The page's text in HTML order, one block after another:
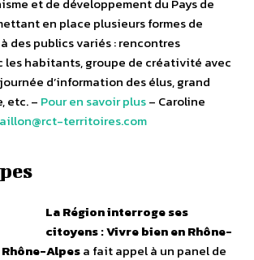
en place plusieurs formes de
des publics variés : rencontres
les habitants, groupe de créativité avec
d’information des élus, grand
etc. – Pour en savoir plus– Caroline
territoires.com
La Région interroge ses
citoyens : Vivre bien en Rhône-
Alpesa fait appel à un panel de